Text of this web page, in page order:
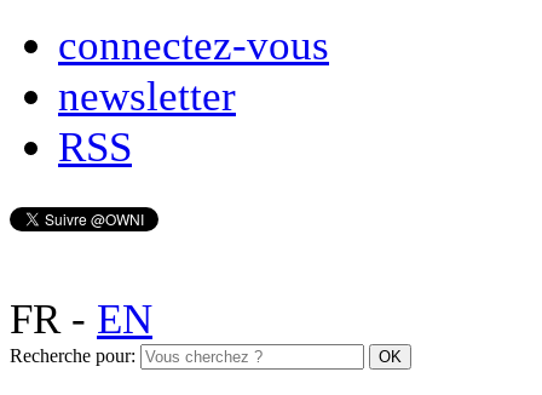
connectez-vous
newsletter
RSS
FR- EN
Recherche pour: